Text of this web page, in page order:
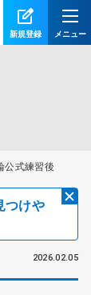
新規登録 メニュー
式練習後
つけや
2026.02.05